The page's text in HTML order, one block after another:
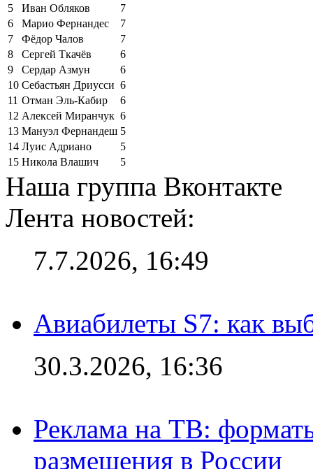
5
Иван Обляков
7
6
Марио Фернандес
7
7
Фёдор Чалов
7
8
Сергей Ткачёв
6
9
Сердар Азмун
6
10 Себастьян Дриусси 6
11 Отман Эль-Кабир
6
12 Алексей Миранчук 6
13 Мануэл Фернандеш 5
14 Луис Адриано
5
15 Никола Влашич 5
Наша группа Вконтакте
Лента новостей:
7.7.2026, 16:49
Авиабилеты S7: как
30.3.2026, 16:36
Реклама на ТВ:
размещения в России